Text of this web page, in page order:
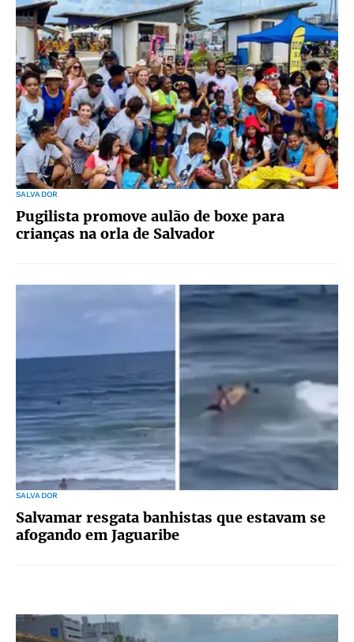
SALVADOR
Pugilista promove aulão de boxe para
crianças na orla de Salvador
SALVADOR
Salvamar resgata banhistas que estavam se
afogando em Jaguaribe